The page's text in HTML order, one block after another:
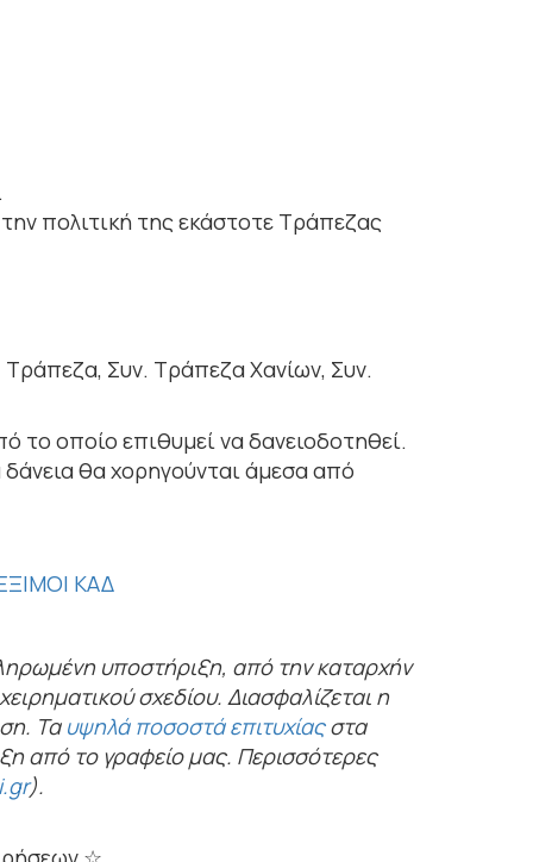
πολιτική της εκάστοτε Τράπεζας
Συν. Τράπεζα Χανίων, Συν.
το οποίο επιθυμεί να δανειοδοτηθεί.
θα χορηγούνται άμεσα από
ΚΑΔ
υποστήριξη, από την καταρχήν
σχεδίου. Διασφαλίζεται η
Τα υψηλά ποσοστά επιτυχίαςστα
από το γραφείο μας. Περισσότερες
).